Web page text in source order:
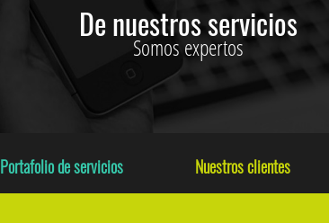
De nuestros servicios
Somos expertos
Portafolio de servicios Nuestros clientes